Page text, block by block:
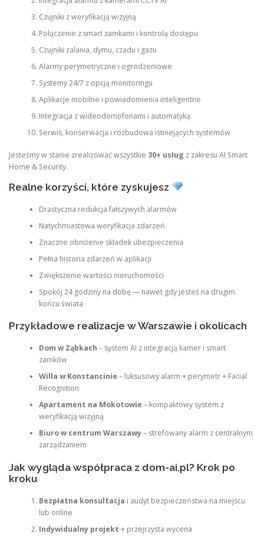
Czujniki z weryfikacją wizyjną
Połączenie z smart zamkami i kontrolą dostępu
Czujniki zalania, dymu, czadu i gazu
Alarmy perymetryczne i ogrodzeniowe
Systemy 24/7 z opcją monitoringu
Aplikacje mobilne i powiadomienia inteligentne
Integracja z wideodomofonami i automatyką
Serwis, konserwacja i rozbudowa istniejących systemów
Jesteśmy w stanie zrealizować wszystkie 30+ usług z zakresu AI Smart
Home & Security.
Realne korzyści, które zyskujesz
Drastyczna redukcja fałszywych alarmów
Natychmiastowa weryfikacja zdarzeń
Znaczne obniżenie składek ubezpieczenia
Pełna historia zdarzeń w aplikacji
Zwiększenie wartości nieruchomości
Spokój 24 godziny na dobę — nawet gdy jesteś na drugim
końcu świata
Przykładowe realizacje w Warszawie i okolicach
Dom w Ząbkach – system AI z integracją kamer i smart
zamków
Willa w Konstancinie – luksusowy alarm + perymetr + Facial
Recognition
Apartament na Mokotowie – kompaktowy system z
weryfikacją wizyjną
Biuro w centrum Warszawy– strefowany alarm z centralnym
zarządzaniem
Jak wygląda współpraca z dom-ai.pl? Krok po
kroku
Bezpłatna konsultacja i audyt bezpieczeństwa na miejscu
lub online
Indywidualny projekt + przejrzysta wycena